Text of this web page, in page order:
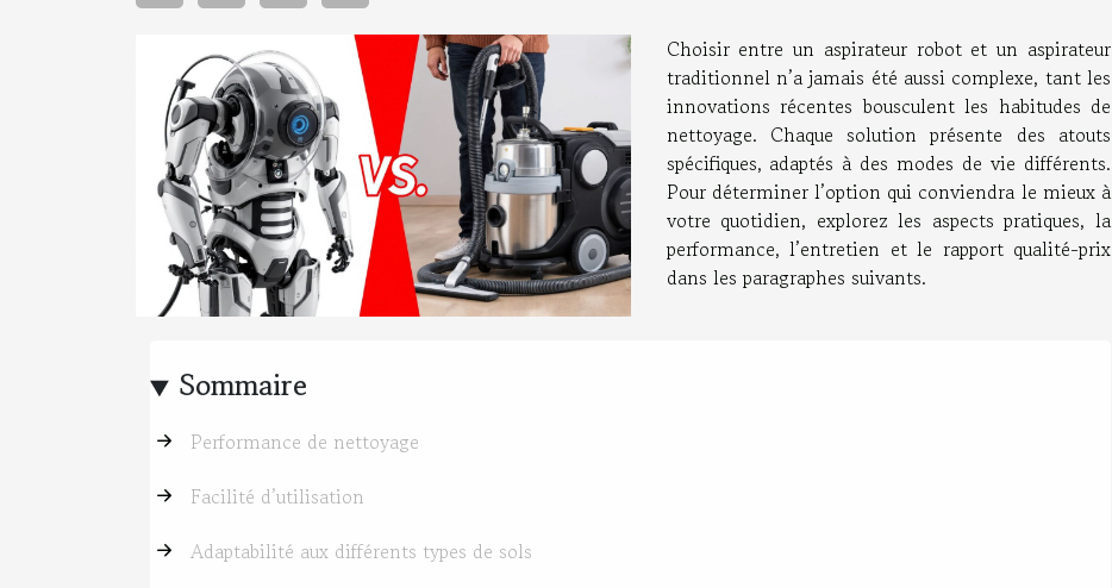
Sommaire
Performance de nettoyage
Facilité d’utilisation
Adaptabilité aux différents types de sols
Choisir entre un aspirateur robot et un aspirateur
traditionnel n’a jamais été aussi complexe, tant les
innovations récentes bousculent les habitudes de
nettoyage. Chaque solution présente des atouts
spécifiques, adaptés à des modes de vie différents.
Pour déterminer l’option qui conviendra le mieux à
votre quotidien, explorez les aspects pratiques, la
performance, l’entretien et le rapport qualité-prix
dans les paragraphes suivants.